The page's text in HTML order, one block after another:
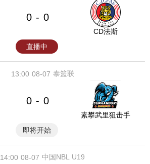
0 - 0
CD法斯
直播中
08-07
13:00 泰篮联
0 - 0
素攀武里狙击手
即将开始
08-07
14:00 中国NBL U19